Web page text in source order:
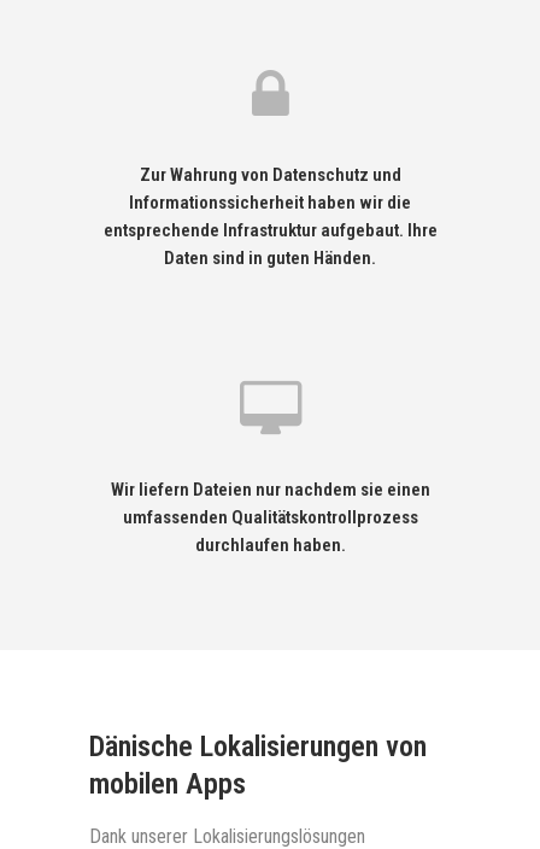
Zur Wahrung von Datenschutz und
Informationssicherheit haben wir die
entsprechende Infrastruktur aufgebaut. Ihre
Daten sind in guten Händen.
Wir liefern Dateien nur nachdem sie einen
umfassenden Qualitätskontrollprozess
durchlaufen haben.
Dänische Lokalisierungen von
mobilen Apps
Dank unserer Lokalisierungslösungen